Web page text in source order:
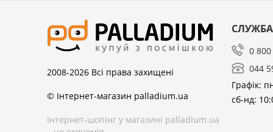
2008-2026 Всі права захищені
© Інтернет-магазин palladium.ua
Інтернет-шопінг у магазині palladium.ua
0
044
Графік:
сб-нд: